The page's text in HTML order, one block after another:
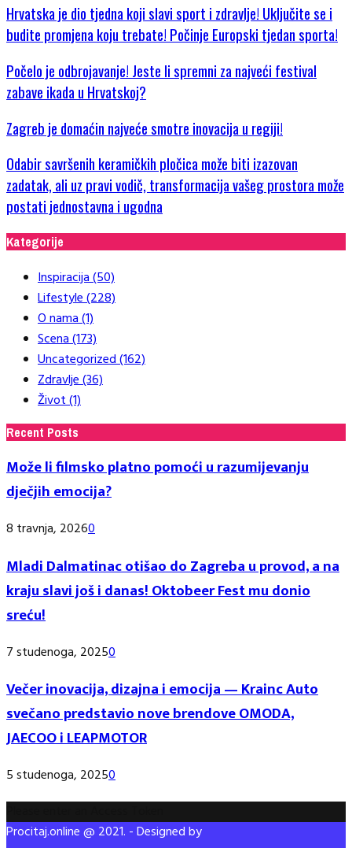
Hrvatska je dio tjedna koji slavi sport i zdravlje! Uključite se i
budite promjena koju trebate! Počinje Europski tjedan sporta!
Počelo je odbrojavanje! Jeste li spremni za najveći festival
zabave ikada u Hrvatskoj?
Zagreb je domaćin najveće smotre inovacija u regiji!
Odabir savršenih keramičkih pločica može biti izazovan
zadatak, ali uz pravi vodič, transformacija vašeg prostora može
postati jednostavna i ugodna
Kategorije
Inspiracija(50)
Lifestyle(228)
O nama(1)
Scena(173)
Uncategorized(162)
Zdravlje(36)
Život(1)
Recent Posts
Može li filmsko platno pomoći u razumijevanju
dječjih emocija?
8 travnja, 20260
Mladi Dalmatinac otišao do Zagreba u provod, a na
kraju slavi još i danas! Oktobeer Fest mu donio
sreću!
7 studenoga, 20250
Večer inovacija, dizajna i emocija — Krainc Auto
svečano predstavio nove brendove OMODA,
JAECOO i LEAPMOTOR
5 studenoga, 20250
Procitaj.online @ 2021. - Designed by